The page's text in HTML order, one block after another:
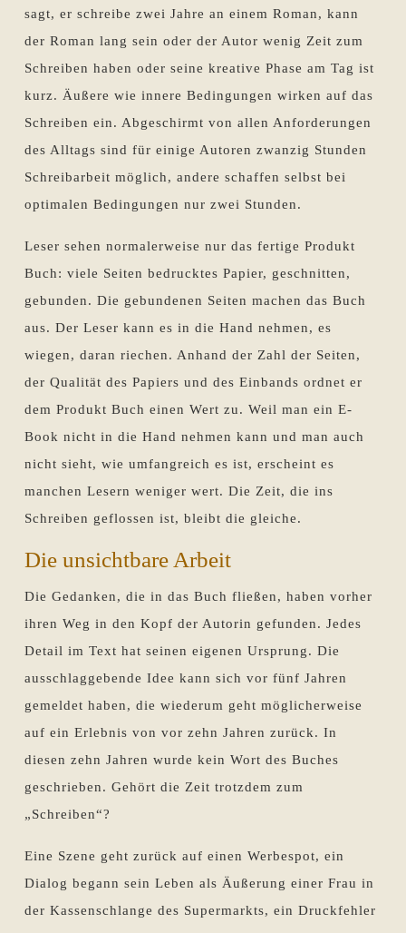
sagt, er schreibe zwei Jahre an einem Roman, kann
der Roman lang sein oder der Autor wenig Zeit zum
Schreiben haben oder seine kreative Phase am Tag ist
kurz. Äußere wie innere Bedingungen wirken auf das
Schreiben ein. Abgeschirmt von allen Anforderungen
des Alltags sind für einige Autoren zwanzig Stunden
Schreibarbeit möglich, andere schaffen selbst bei
optimalen Bedingungen nur zwei Stunden.
Leser sehen normalerweise nur das fertige Produkt
Buch: viele Seiten bedrucktes Papier, geschnitten,
gebunden. Die gebundenen Seiten machen das Buch
aus. Der Leser kann es in die Hand nehmen, es
wiegen, daran riechen. Anhand der Zahl der Seiten,
der Qualität des Papiers und des Einbands ordnet er
dem Produkt Buch einen Wert zu. Weil man ein E-
Book nicht in die Hand nehmen kann und man auch
nicht sieht, wie umfangreich es ist, erscheint es
manchen Lesern weniger wert. Die Zeit, die ins
Schreiben geflossen ist, bleibt die gleiche.
Die unsichtbare Arbeit
Die Gedanken, die in das Buch fließen, haben vorher
ihren Weg in den Kopf der Autorin gefunden. Jedes
Detail im Text hat seinen eigenen Ursprung. Die
ausschlaggebende Idee kann sich vor fünf Jahren
gemeldet haben, die wiederum geht möglicherweise
auf ein Erlebnis von vor zehn Jahren zurück. In
diesen zehn Jahren wurde kein Wort des Buches
geschrieben. Gehört die Zeit trotzdem zum
„Schreiben“?
Eine Szene geht zurück auf einen Werbespot, ein
Dialog begann sein Leben als Äußerung einer Frau in
der Kassenschlange des Supermarkts, ein Druckfehler